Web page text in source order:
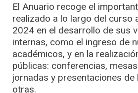
El Anuario recoge el
realizado a lo largo del curso
2024 en el desarrollo de sus
internas, como el ingreso de
académicos, y en la
públicas: conferencias,
jornadas y presentaciones de
otras.